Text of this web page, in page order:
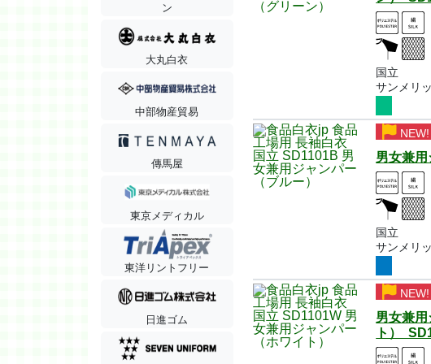
ン
大丸白衣
中部物産貿易
傳馬屋
東京メディカル
東洋リントフリー
日進ゴム
国立
サンメリ
NEW!
男女兼
国立
サンメリ
NEW!
男女兼
ト）